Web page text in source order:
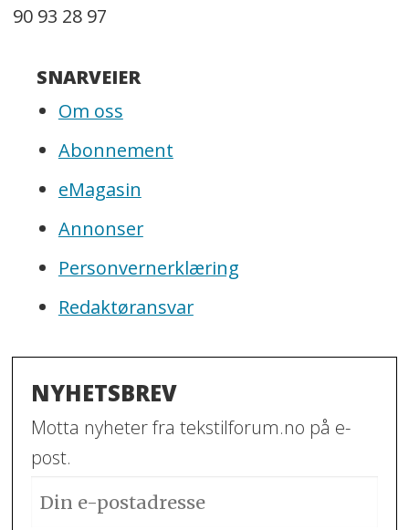
90 93 28 97
SNARVEIER
Om oss
Abonnement
eMagasin
Annonser
Personvernerklæring
Redaktøransvar
NYHETSBREV
Motta nyheter fra tekstilforum.no på e-
post.